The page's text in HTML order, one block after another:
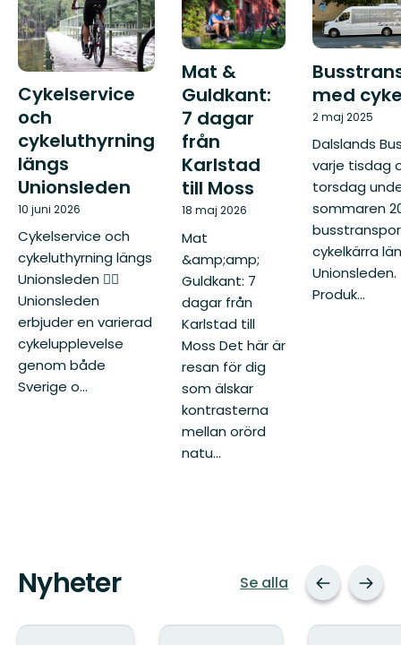
Cykelservice
och
cykeluthyrning
längs
Unionsleden
10 juni 2026
Cykelservice och
cykeluthyrning längs
Unionsleden 🚴‍♂️
Unionsleden
erbjuder en varierad
cykelupplevelse
genom både
Sverige o...
Mat &
Guldkant:
7 dagar
från
Karlstad
till Moss
18 maj 2026
Mat
&amp;amp;
Guldkant: 7
dagar från
Karlstad till
Moss Det här är
resan för dig
som älskar
kontrasterna
mellan orörd
natu...
med
2 maj 2025
Dalslands
varje tisdag
torsdag
sommaren
cykelkärra
Unionsleden.
Produk...
Nyheter Se alla